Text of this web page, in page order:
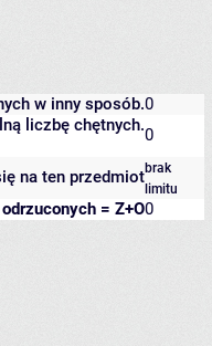
w inny sposób.0
liczbę chętnych.0
na ten przedmiotbrak
limitu
odrzuconych = Z+O0